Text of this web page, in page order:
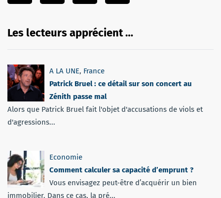
Les lecteurs apprécient …
A LA UNE, France
Patrick Bruel : ce détail sur son concert au
Zénith passe mal
Alors que Patrick Bruel fait l'objet d'accusations de viols et
d'agressions...
Economie
Comment calculer sa capacité d’emprunt ?
Vous envisagez peut-être d’acquérir un bien
immobilier. Dans ce cas, la pré...